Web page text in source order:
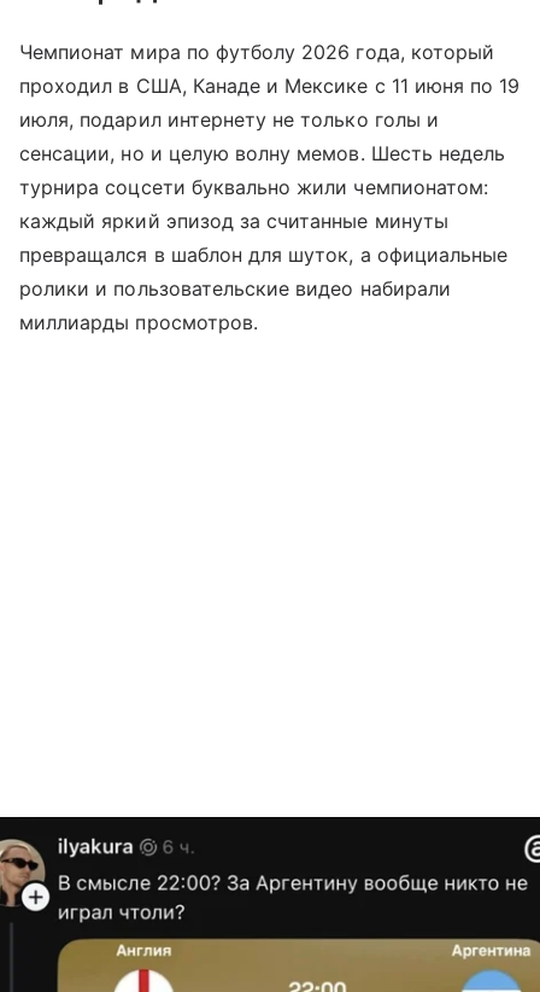
Чемпионат мира по футболу 2026 года, который
проходил в США, Канаде и Мексике с 11 июня по 19
июля, подарил интернету не только голы и
сенсации, но и целую волну мемов. Шесть недель
турнира соцсети буквально жили чемпионатом:
каждый яркий эпизод за считанные минуты
превращался в шаблон для шуток, а официальные
ролики и пользовательские видео набирали
миллиарды просмотров.